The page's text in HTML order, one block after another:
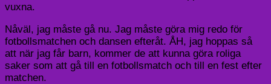
vuxna.
Nåväl, jag måste gå nu. Jag måste göra mig redo för
fotbollsmatchen och dansen efteråt. ÅH, jag hoppas så
att när jag får barn, kommer de att kunna göra roliga
saker som att gå till en fotbollsmatch och till en fest efter
matchen.